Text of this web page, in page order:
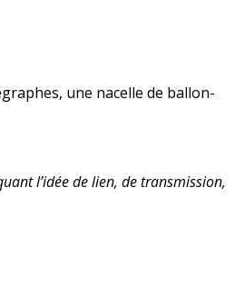
une nacelle de ballon-
l’idée de lien, de transmission,